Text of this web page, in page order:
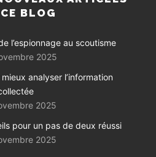
BLOG
l’espionnage au scoutisme
2025
analyser l’information
2025
pour un pas de deux réussi
2025